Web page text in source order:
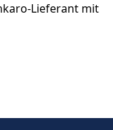
Lieferant mit
hergestellt.